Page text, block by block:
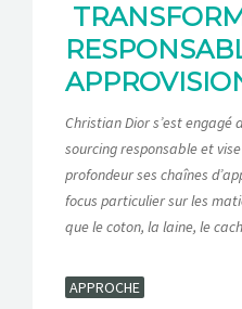
Christian Dior s’est engagé
sourcing responsable et
profondeur ses chaînes
focus particulier sur les
que le coton, la laine, le
APPROCHE